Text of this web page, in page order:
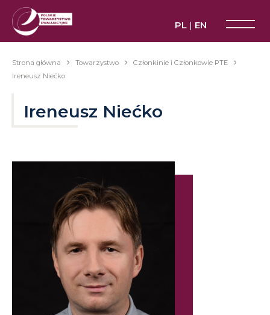
Przejdź
treści
PL | EN
Ścieżka
nawigacyjna
Strona główna Towarzystwo
Członkinie i Członkowie PTE
Ireneusz Niećko
Ireneusz Niećko